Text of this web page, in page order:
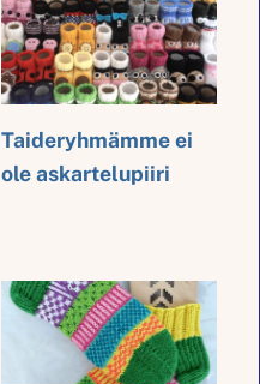
Taideryhmämme ei
ole askartelupiiri